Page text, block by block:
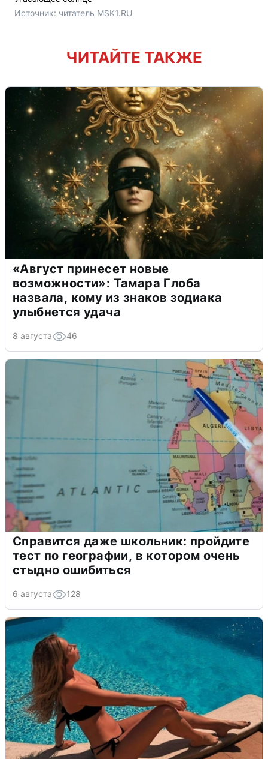
Источник: читатель MSK1.RU
ЧИТАЙТЕ ТАКЖЕ
«Август принесет новые
возможности»: Тамара Глоба
назвала, кому из знаков зодиака
улыбнется удача
8 августа 46
Справится даже школьник: пройдите
тест по географии, в котором очень
стыдно ошибиться
6 августа 128